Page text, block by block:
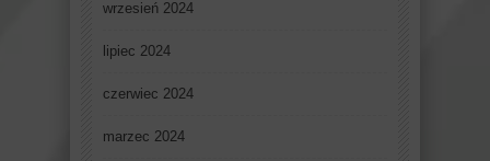
wrzesień 2024
lipiec 2024
czerwiec 2024
marzec 2024